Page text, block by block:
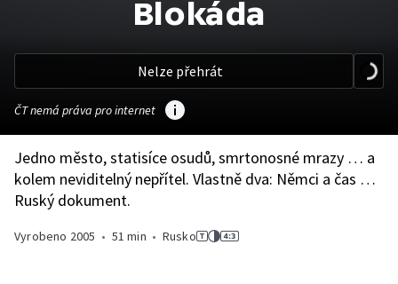
Blokáda
Nelze přehrát
ČT nemá práva pro internet
Jedno město, statisíce osudů, smrtonosné mrazy … a
kolem neviditelný nepřítel. Vlastně dva: Němci a čas …
Ruský dokument.
Vyrobeno 2005 • 51 min • Rusko